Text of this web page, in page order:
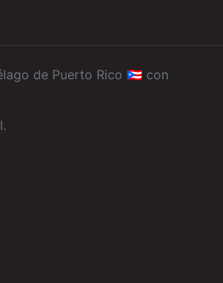
de Puerto Rico 🇵🇷 con
.